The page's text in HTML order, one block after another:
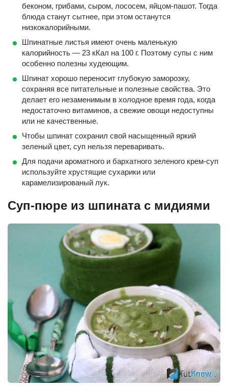
беконом, грибами, сыром, лососем, яйцом-пашот. Тогда
блюда станут сытнее, при этом останутся
низкокалорийными.
Шпинатные листья имеют очень маленькую
калорийность — 23 кКал на 100 г. Поэтому супы с ним
особенно полезны худеющим.
Шпинат хорошо переносит глубокую заморозку,
сохраняя все питательные и полезные свойства. Это
делает его незаменимым в холодное время года, когда
недостаточно витаминов, а свежие овощи недоступны
или не качественные.
Чтобы шпинат сохранил свой насыщенный яркий
зеленый цвет, суп нельзя переваривать.
Для подачи ароматного и бархатного зеленого крем-суп
используйте хрустящие сухарики или
карамелизированый лук.
Суп-пюре из шпината с мидиями